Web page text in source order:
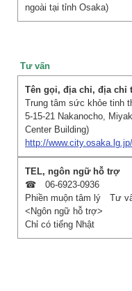
ngoài tại tỉnh Osaka)
Tư vấn
Trung tâm sức khỏe tinh
5-15-21 Nakanocho,
Center Building)
http://
☎ 06-6923-0936
Phiền muộn tâm lý Tư
<Ngôn ngữ hỗ trợ>
Chỉ có tiếng Nhật